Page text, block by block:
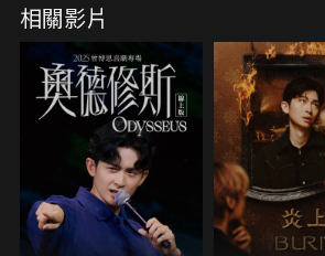
然發現怒火中燒的袁術，已經帶著七路
而來。
編劇：阿睿
剪輯：Jin
相關影片